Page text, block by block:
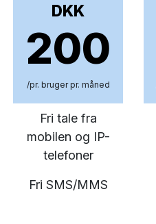
DKK
200
/pr. bruger pr. måned
Fri tale fra
mobilen og IP-
telefoner
Fri SMS/MMS